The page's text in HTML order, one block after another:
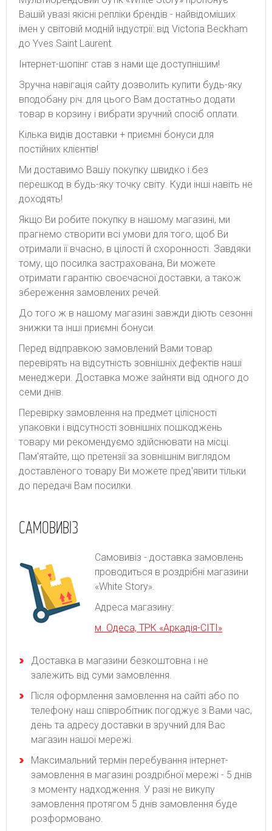
Вашій увазі якісні репліки брендів - найвідоміших
імен у світовій модній індустрії: від Victoria Beckham
до Yves Saint Laurent.
Інтернет-шопінг став з нами ще доступнішим!
Зручна навігація сайту дозволить купити будь-яку
вподобану річ: для цього Вам достатньо додати
товар в корзину і вибрати зручний спосіб оплати.
Кілька видів доставки + приємні бонуси для
постійних клієнтів!
Ми доставимо Вашу покупку швидко і без
перешкод в будь-яку точку світу. Куди інші навіть не
доходять!
Якщо Ви робите покупку в нашому магазині, ми
прагнемо створити всі умови для того, щоб Ви
отримали її вчасно, в цілості й схоронності. Завдяки
тому, що посилка застрахована, Ви можете
отримати гарантію своєчасної доставки, а також
збереження замовлених речей.
До того ж в нашому магазині завжди діють сезонні
знижки та інші приємні бонуси.
Перед відправкою замовлений Вами товар
перевірять на відсутність зовнішніх дефектів наші
менеджери. Доставка може зайняти від одного до
семи днів.
Перевірку замовлення на предмет цілісності
упаковки і відсутності зовнішніх пошкоджень
товару ми рекомендуємо здійснювати на місці.
Пам'ятайте, що претензії за зовнішнім виглядом
доставленого товару Ви можете пред'явити тільки
до передачі Вам посилки.
САМОВИВІЗ
Самовивіз - доставка замовлень
проводиться в роздрібні магазини
«White Story».
Адреса магазину:
м. Одеса, ТРК «Аркадія-СІТІ»
Доставка в магазини безкоштовна і не
залежить від суми замовлення.
Після оформлення замовлення на сайті або по
телефону наш співробітник погоджує з Вами час,
день та адресу доставки в зручний для Вас
магазин нашої мережі.
Максимальний термін перебування інтернет-
замовлення в магазині роздрібної мережі - 5 днів
з моменту надходження. У разі не викупу
замовлення протягом 5 днів замовлення буде
розформовано.